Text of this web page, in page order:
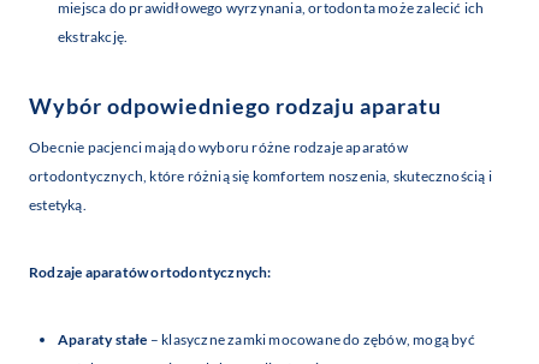
miejsca do prawidłowego wyrzynania, ortodonta może zalecić ich
ekstrakcję.
Wybór odpowiedniego rodzaju aparatu
Obecnie pacjenci mają do wyboru różne rodzaje aparatów
ortodontycznych, które różnią się komfortem noszenia, skutecznością i
estetyką.
Rodzaje aparatów ortodontycznych:
Aparaty stałe – klasyczne zamki mocowane do zębów, mogą być